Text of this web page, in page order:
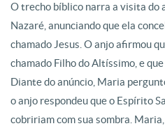
O trecho bíblico narra a visita do
Nazaré, anunciando que ela
chamado Jesus. O anjo afirmou
chamado Filho do Altíssimo, e
Diante do anúncio, Maria
o anjo respondeu que o Espírito
cobririam com sua sombra.